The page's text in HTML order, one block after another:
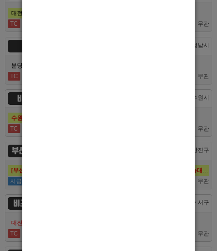
대전호빠 제일 오래된 박스에서 남보도, 호빠알바를 모집합니다
TC
무관
경기 > 성남시
분당호빠 숨에서 가족처럼 함께일할 알바 분들을 모십니다.
TC
무관
비스트 경기 > 수원시
수원호빠 비스트 인증업소에서 알바 선수 구인합니다
TC
무관
부산 퍼스트 부산 > 부산진구
시급
무관
비즈니스 대전 > 서구
대전호빠 최고의 팀 브라더에서 선수 추가모집합니다!
TC
무관